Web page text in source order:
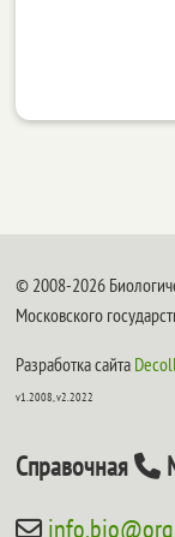
© 2008-2026
Московского
Разработка сайта
v1.2008, v2.2022
Справочная